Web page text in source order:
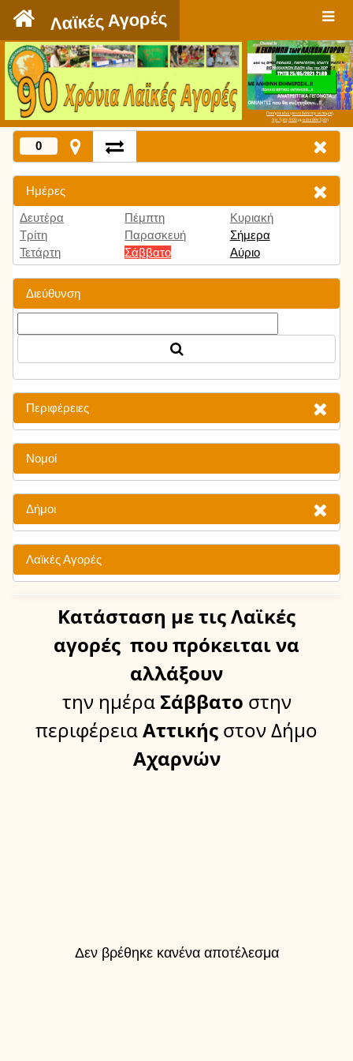
Λαϊκές Αγορές
Πατήστε εδώ για να δείτε την εκπομπή
την Τρίτη 9:00 μμ και κάθε Τρίτη
0
Ημέρες
Δευτέρα
Τρίτη
Τετάρτη
Πέμπτη
Παρασκευή
Σάββατο
Κυριακή
Σήμερα
Αύριο
Διεύθυνση
Περιφέρειες
Νομοί
Δήμοι
Λαϊκές Αγορές
Κατάσταση με τις Λαϊκές
αγορές που πρόκειται να
αλλάξουν
την ημέραΣάββατο στην
περιφέρειαΑττικής στον Δήμο
Αχαρνών
Δεν βρέθηκε κανένα αποτέλεσμα